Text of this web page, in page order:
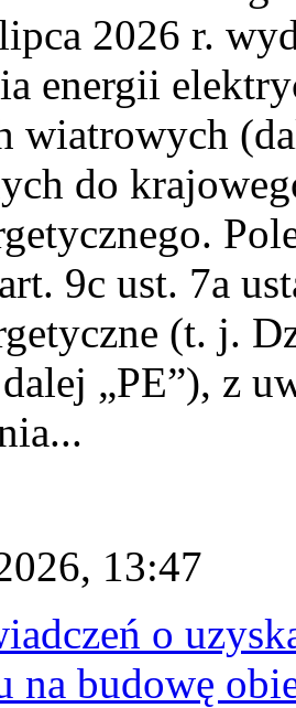
2026 r.
energii
wiatrowych
do
9c ust. 7a
(t. j.
„PE”), z
13:47
o
na budowę